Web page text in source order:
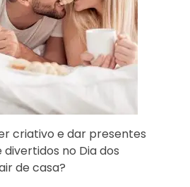
criativo e dar presentes
no Dia dos
de casa?